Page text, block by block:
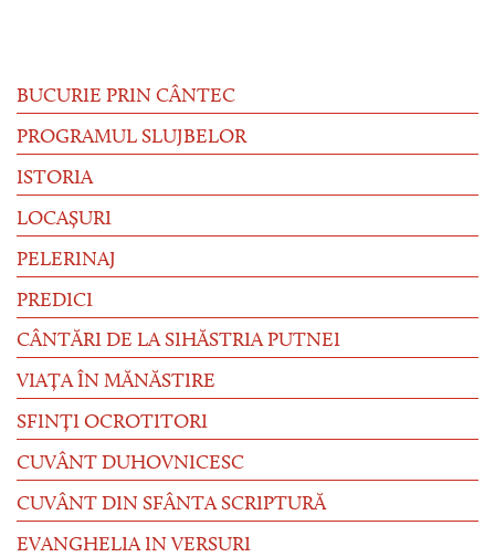
BUCURIE PRIN CÂNTEC
PROGRAMUL SLUJBELOR
ISTORIA
LOCAȘURI
PELERINAJ
PREDICI
CÂNTĂRI DE LA SIHĂSTRIA PUTNEI
VIAȚA ÎN MĂNĂSTIRE
SFINȚI OCROTITORI
CUVÂNT DUHOVNICESC
CUVÂNT DIN SFÂNTA SCRIPTURĂ
EVANGHELIA IN VERSURI